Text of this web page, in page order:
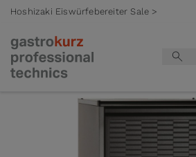
Hoshizaki Eiswürfebereiter Sale >